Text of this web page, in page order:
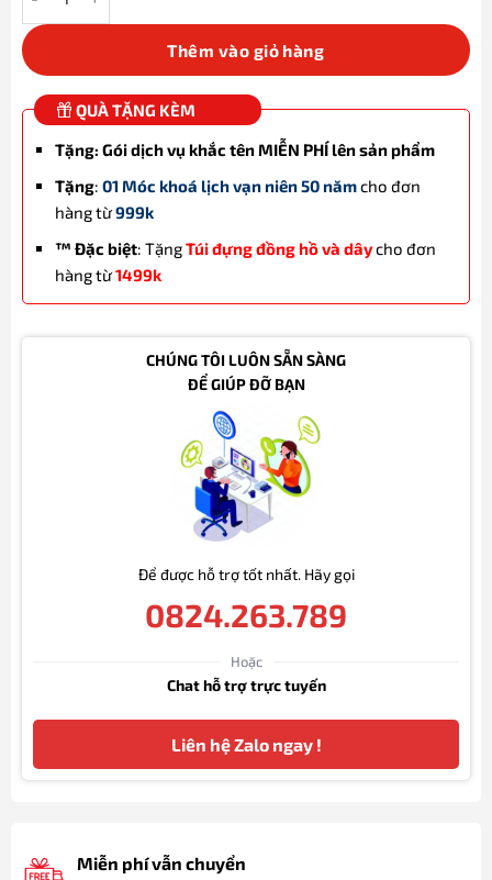
Thêm vào giỏ hàng
QUÀ TẶNG KÈM
Tặng: Gói dịch vụ khắc tên MIỄN PHÍ lên sản phẩm
Tặng:01 Móc khoá lịch vạn niên 50 nămcho đơn
hàng từ999k
™ Đặc biệt: TặngTúi đựng đồng hồ và dâycho đơn
hàng từ1499k
CHÚNG TÔI LUÔN SẴN SÀNG
ĐỂ GIÚP ĐỠ BẠN
Để được hỗ trợ tốt nhất. Hãy gọi
0824.263.789
Hoặc
Chat hỗ trợ trực tuyến
Liên hệ Zalo ngay !
Miễn phí vẫn chuyển